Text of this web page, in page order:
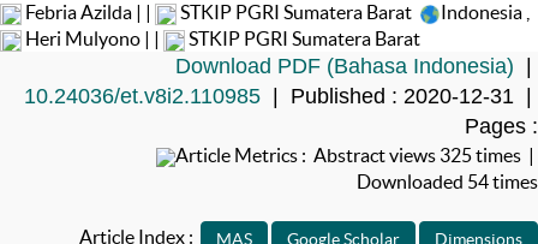
Febria Azilda | |
STKIP PGRI Sumatera Barat Indonesia
Heri Mulyono | |
STKIP PGRI Sumatera Barat
Download PDF (Bahasa Indonesia)
10.24036/et.v8i2.110985 | Published : 2020-12-31 |
Pages :
Article Metrics : Abstract views 325 times |
Downloaded 54 times
Article Index :